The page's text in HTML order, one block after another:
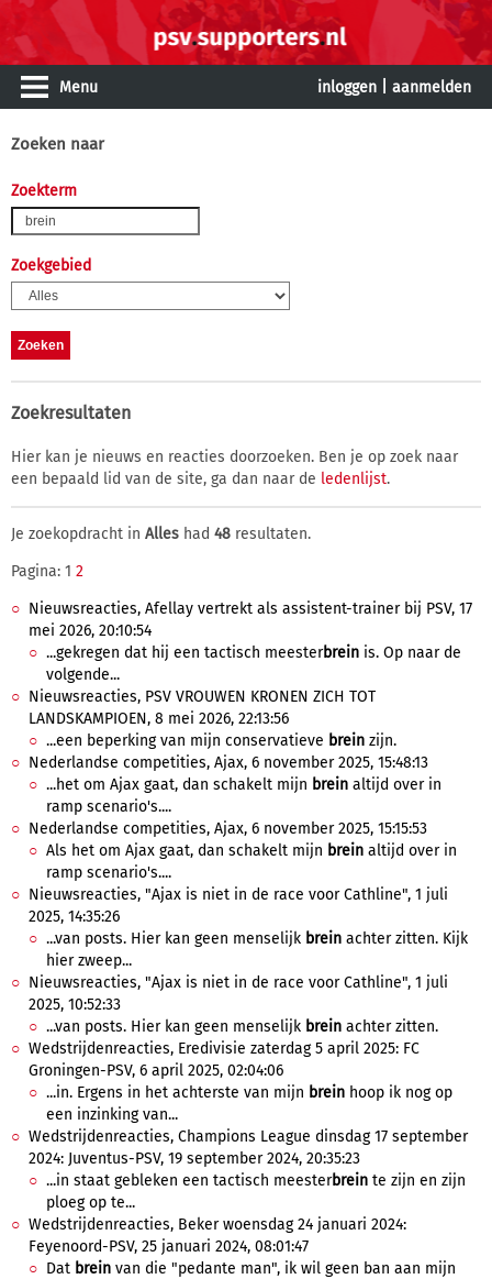
Menu inloggen aanmelden
Zoeken naar
Zoekterm
Zoekgebied
Zoekresultaten
Hier kan je nieuws en reacties doorzoeken. Ben je op zoek naar
een bepaald lid van de site, ga dan naar de ledenlijst.
Je zoekopdracht in Alles had 48 resultaten.
Pagina: 1 2
Nieuwsreacties, Afellay vertrekt als assistent-trainer bij PSV, 17
mei 2026, 20:10:54
...gekregen dat hij een tactisch meesterbrein is. Op naar de
volgende...
Nieuwsreacties, PSV VROUWEN KRONEN ZICH TOT
LANDSKAMPIOEN, 8 mei 2026, 22:13:56
...een beperking van mijn conservatieve brein zijn.
Nederlandse competities, Ajax, 6 november 2025, 15:48:13
...het om Ajax gaat, dan schakelt mijn brein altijd over in
ramp scenario's....
Nederlandse competities, Ajax, 6 november 2025, 15:15:53
Als het om Ajax gaat, dan schakelt mijn brein altijd over in
ramp scenario's....
Nieuwsreacties, "Ajax is niet in de race voor Cathline", 1 juli
2025, 14:35:26
...van posts. Hier kan geen menselijk brein achter zitten. Kijk
hier zweep...
Nieuwsreacties, "Ajax is niet in de race voor Cathline", 1 juli
2025, 10:52:33
...van posts. Hier kan geen menselijk brein achter zitten.
Wedstrijdenreacties, Eredivisie zaterdag 5 april 2025: FC
Groningen-PSV, 6 april 2025, 02:04:06
...in. Ergens in het achterste van mijn brein hoop ik nog op
een inzinking van...
Wedstrijdenreacties, Champions League dinsdag 17 september
2024: Juventus-PSV, 19 september 2024, 20:35:23
...in staat gebleken een tactisch meesterbrein te zijn en zijn
ploeg op te...
Wedstrijdenreacties, Beker woensdag 24 januari 2024:
Feyenoord-PSV, 25 januari 2024, 08:01:47
Dat brein van die "pedante man", ik wil geen ban aan mijn